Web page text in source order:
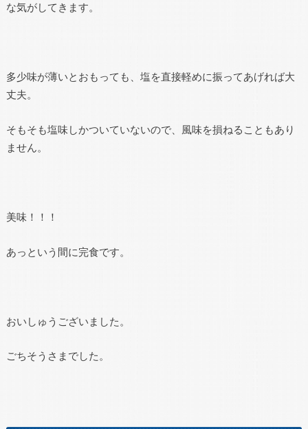
な気がしてきます。
多少味が薄いとおもっても、塩を直接軽めに振ってあげれば大
丈夫。
そもそも塩味しかついていないので、風味を損ねることもあり
ません。
美味！！！
あっという間に完食です。
おいしゅうございました。
ごちそうさまでした。